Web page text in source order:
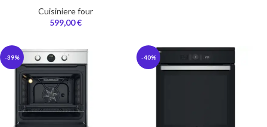
Cuisiniere four
599,00€
-39% -40%